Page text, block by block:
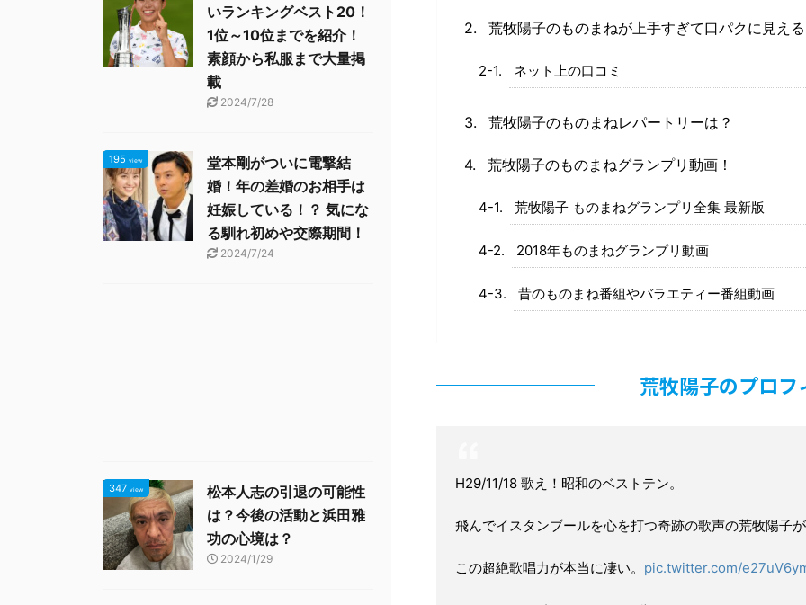
荒牧陽子のものまねが上手すぎて口パクに見え
ネット上の口コミ
荒牧陽子のものまねレパートリーは？
荒牧陽子のものまねグランプリ動画！
荒牧陽子 ものまねグランプリ全集 最新版
2018年ものまねグランプリ動画
昔のものまね番組やバラエティー番組動画
荒牧陽子のプロフ
H29/11/18 歌え！昭和のベストテン。
飛んでイスタンブールを心を打つ奇跡の歌声の荒牧陽子
この超絶歌唱力が本当に凄い。 pic.twitter.com/
いランキングベスト20！
1位～10位までを紹介！
素顔から私服まで大量掲
載
2024/7/28
195 view
堂本剛がついに電撃結
婚！年の差婚のお相手は
妊娠している！？ 気にな
る馴れ初めや交際期間！
2024/7/24
347 view
松本人志の引退の可能性
は？今後の活動と浜田雅
功の心境は？
2024/1/29